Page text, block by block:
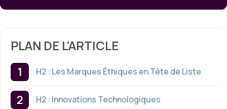
PLAN DE L'ARTICLE
H2 : Les Marques Éthiques en Tête de Liste
H2 : Innovations Technologiques